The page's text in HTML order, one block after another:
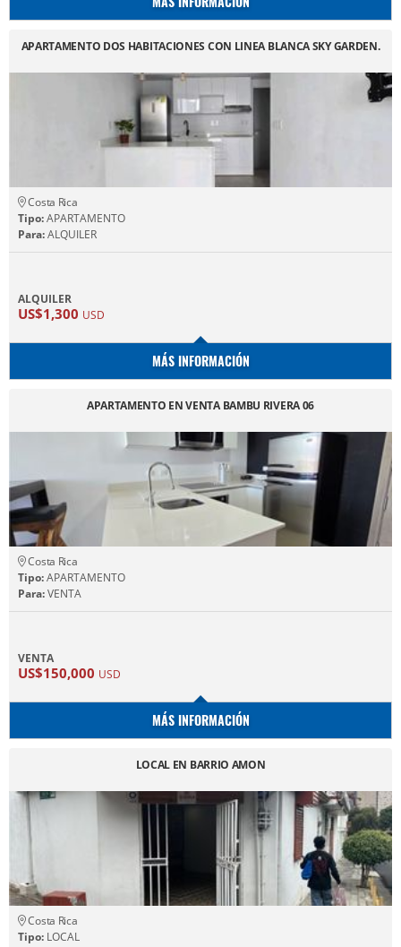
APARTAMENTO DOS HABITACIONES CON LINEA BLANCA SKY GARDEN.
Costa Rica
Tipo:APARTAMENTO
Para:ALQUILER
ALQUILER
US$1,300 USD
MÁS INFORMACIÓN
APARTAMENTO EN VENTA BAMBU RIVERA 06
Costa Rica
Tipo:APARTAMENTO
Para:VENTA
VENTA
US$150,000 USD
MÁS INFORMACIÓN
LOCAL EN BARRIO AMON
Costa Rica
Tipo: LOCAL